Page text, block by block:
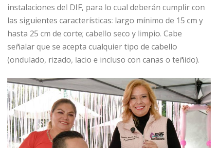
instalaciones del DIF, para lo cual deberán cumplir con
las siguientes características: largo mínimo de 15 cm y
hasta 25 cm de corte; cabello seco y limpio. Cabe
señalar que se acepta cualquier tipo de cabello
(ondulado, rizado, lacio e incluso con canas o teñido).